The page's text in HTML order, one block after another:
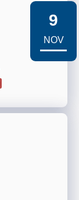
9
NOV